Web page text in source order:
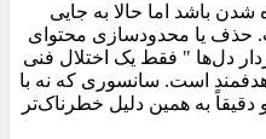
شدن باشد اما حالا به جایی
حذف یا محدودسازی محتوای
دل‌ها " فقط یک اختلال فنی
است. سانسوری که نه با
به همین دلیل خطرناک‌تر